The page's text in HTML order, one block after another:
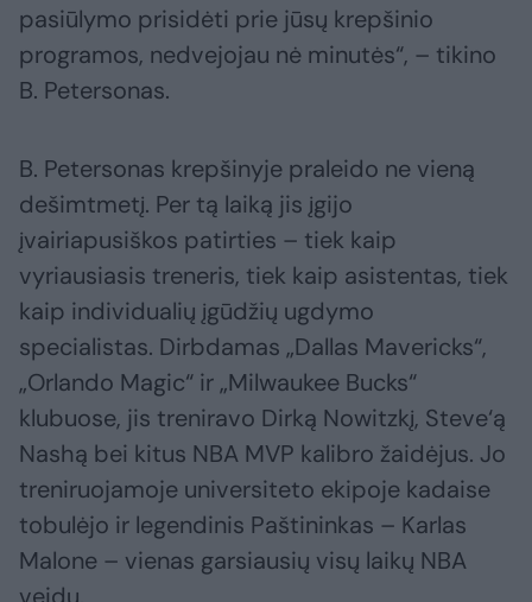
pasiūlymo prisidėti prie jūsų krepšinio
programos, nedvejojau nė minutės“, – tikino
B. Petersonas.
B. Petersonas krepšinyje praleido ne vieną
dešimtmetį. Per tą laiką jis įgijo
įvairiapusiškos patirties – tiek kaip
vyriausiasis treneris, tiek kaip asistentas, tiek
kaip individualių įgūdžių ugdymo
specialistas. Dirbdamas „Dallas Mavericks“,
„Orlando Magic“ ir „Milwaukee Bucks“
klubuose, jis treniravo Dirką Nowitzkį, Steve‘ą
Nashą bei kitus NBA MVP kalibro žaidėjus. Jo
treniruojamoje universiteto ekipoje kadaise
tobulėjo ir legendinis Paštininkas – Karlas
Malone – vienas garsiausių visų laikų NBA
veidų.